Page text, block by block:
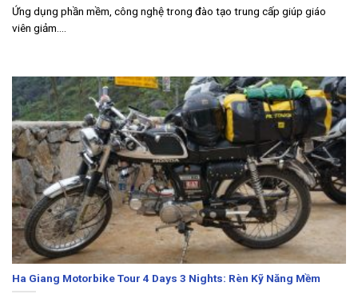
Ứng dụng phần mềm, công nghệ trong đào tạo trung cấp giúp giáo
viên giảm....
Ha Giang Motorbike Tour 4 Days 3 Nights: Rèn Kỹ Năng Mềm